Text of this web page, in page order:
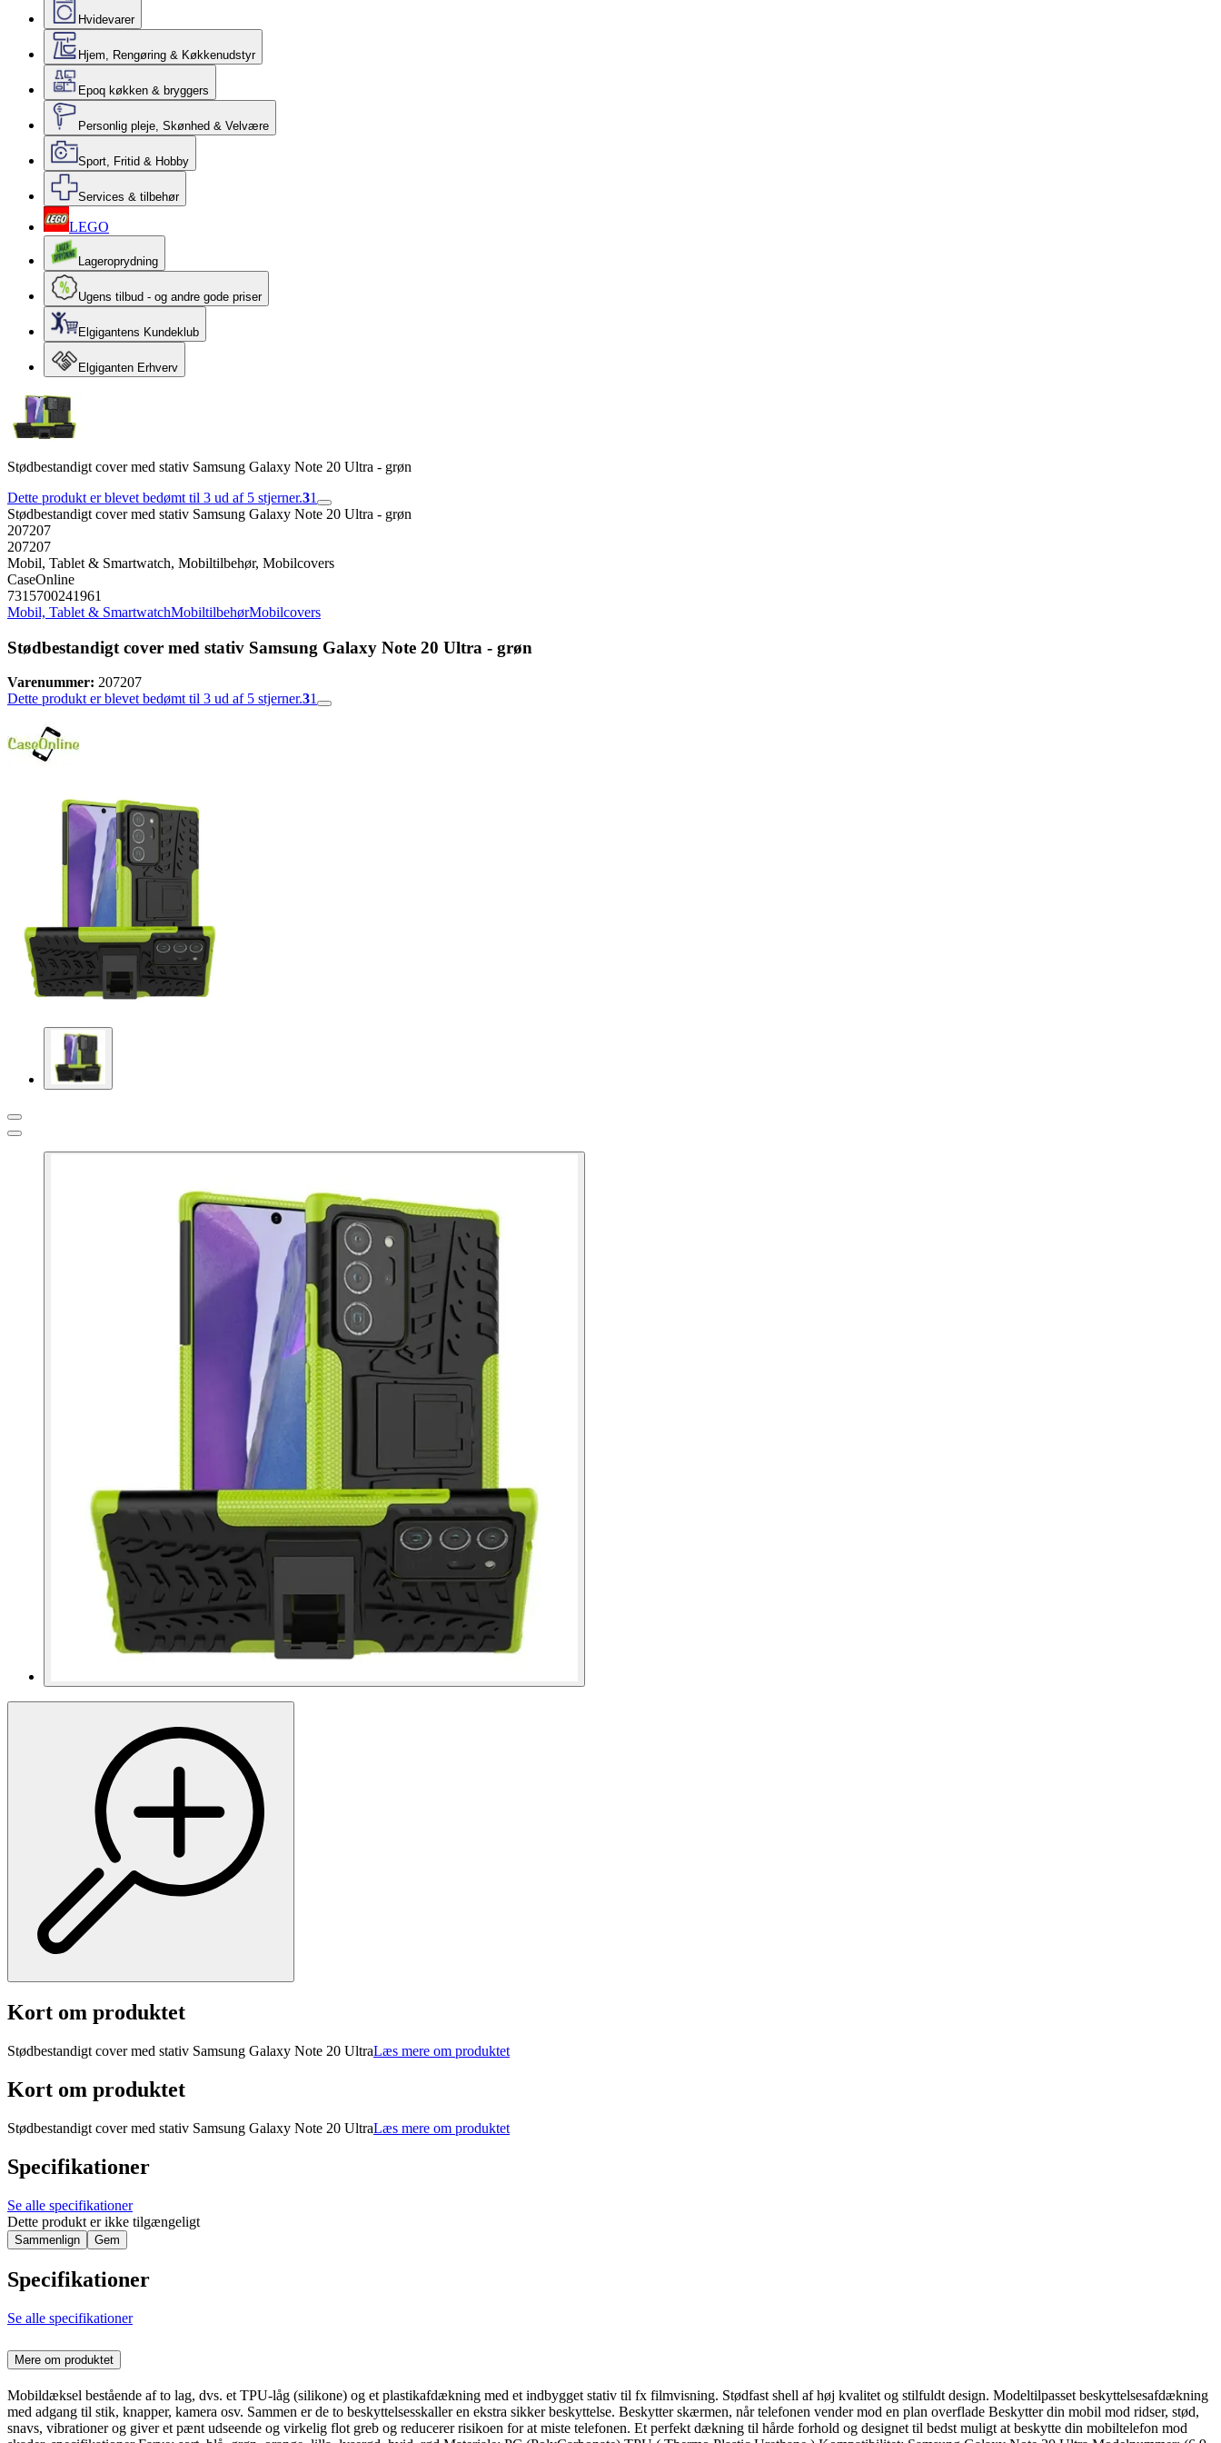
Hvidevarer
Hjem, Rengøring & Køkkenudstyr
Epoq køkken & bryggers
Personlig pleje, Skønhed & Velvære
Sport, Fritid & Hobby
Services & tilbehør
LEGO
Lageroprydning
Ugens tilbud - og andre gode priser
Elgigantens Kundeklub
Elgiganten Erhverv
Stødbestandigt cover med stativ Samsung Galaxy Note 20 Ultra - grøn
Dette produkt er blevet bedømt til 3 ud af 5 stjerner.31
Stødbestandigt cover med stativ Samsung Galaxy Note 20 Ultra - grøn
207207
207207
Mobil, Tablet & Smartwatch, Mobiltilbehør, Mobilcovers
CaseOnline
7315700241961
Mobil, Tablet & SmartwatchMobiltilbehørMobilcovers
Stødbestandigt cover med stativ Samsung Galaxy Note 20 Ultra - grøn
Varenummer: 207207
Dette produkt er blevet bedømt til 3 ud af 5 stjerner.31
Kort om produktet
Stødbestandigt cover med stativ Samsung Galaxy Note 20 UltraLæs mere om produktet
Kort om produktet
Stødbestandigt cover med stativ Samsung Galaxy Note 20 UltraLæs mere om produktet
Specifikationer
Se alle specifikationer
Dette produkt er ikke tilgængeligt
Sammenlign Gem
Specifikationer
Se alle specifikationer
Mere om produktet
Mobildæksel bestående af to lag, dvs. et TPU-låg (silikone) og et plastikafdækning med et indbygget stativ til fx filmvisning. Stødfast shell af høj kvalitet og stilfuldt design. Modeltilpasset beskyttelsesafdækning
med adgang til stik, knapper, kamera osv. Sammen er de to beskyttelsesskaller en ekstra sikker beskyttelse. Beskytter skærmen, når telefonen vender mod en plan overflade Beskytter din mobil mod ridser, stød,
snavs, vibrationer og giver et pænt udseende og virkelig flot greb og reducerer risikoen for at miste telefonen. Et perfekt dækning til hårde forhold og designet til bedst muligt at beskytte din mobiltelefon mod